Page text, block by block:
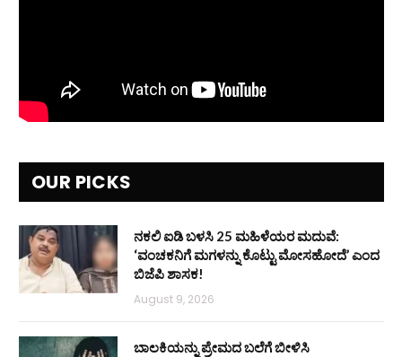
OUR PICKS
ನಕಲಿ ಐಡಿ ಬಳಸಿ 25 ಮಹಿಳೆಯರ ಮದುವೆ:
‘ವಂಚಕನಿಗೆ ಮಗಳನ್ನು ಕೊಟ್ಟು ಮೋಸಹೋದೆ’ ಎಂದ
ಬಿಜೆಪಿ ಶಾಸಕ!
August 9, 2026
ಬಾಲಕಿಯನ್ನು ಪ್ರೇಮದ ಬಲೆಗೆ ಬೀಳಿಸಿ